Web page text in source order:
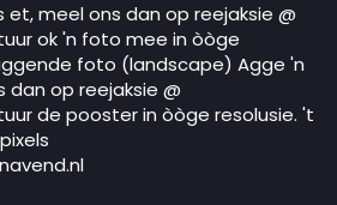
et, meel ons dan op reejaksie @
ok 'n foto mee in òòge
foto (landscape) Agge 'n
op reejaksie @
de pooster in òòge resolusie. 't